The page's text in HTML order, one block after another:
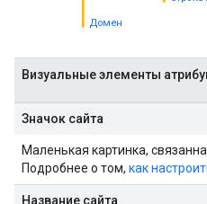
Домен
Визуальные элементы
Значок сайта
Маленькая картинка,
Подробнее о том, как
Название сайта